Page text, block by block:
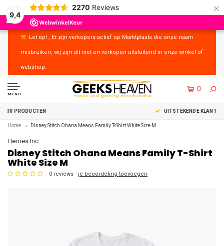
9,4
2270 Reviews ×
Let op! , Er zijn verkopers actief op Marktplaats die onze naam
misbruiken, wij zijn dit niet en verkopen uitsluitend in onze winkel of
webshop.
MENU
0
UITSTEKENDE KLANTENSERVICE
Home Disney Stitch Ohana Means Family T-Shirt White Size M
Heroes Inc
Disney Stitch Ohana Means Family T-Shirt
White Size M
0 reviews - je beoordeling toevoegen